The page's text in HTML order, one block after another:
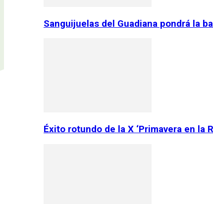
Sanguijuelas del Guadiana pondrá la
Éxito rotundo de la X ‘Primavera en la